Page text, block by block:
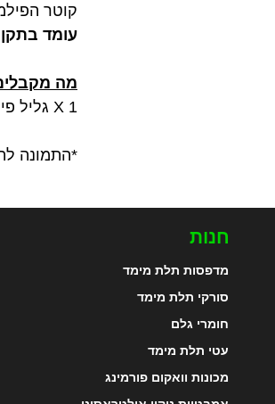
קוטר הפילמנט:
עומד בתקן RoHS
מה
1 X גליל פילמנט ePLA+HS איכותי בצבע ירוק אורן במשקל 1 ק"ג מתוצרת Esun
*התמונה
חנות
מדפסות תלת מימד
סורקי תלת מימד
חומרי גלם
עטי תלת מימד
מכונות וואקום פורמינג